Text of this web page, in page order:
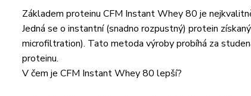
Základem proteinu CFM Instant Whey 80 je
Jedná se o instantní (snadno rozpustný) protein
microfiltration). Tato metoda výroby probíhá za
proteinu.
V čem je CFM Instant Whey 80 lepší?